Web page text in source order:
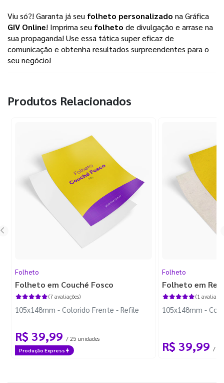
Viu só?! Garanta já seu folheto personalizado na Gráfica
GIV Online! Imprima seu folheto de divulgação e arrase na
sua propaganda! Use essa tática super eficaz de
comunicação e obtenha resultados surpreendentes para o
seu negócio!
Produtos Relacionados
Folheto
Folheto em Couché Fosco
(7 avaliações)
105x148mm - Colorido Frente - Refile
R$ 39,99 / 25 unidades
Produção Express
Folheto
Folheto em
(1
105x148mm -
R$ 39,99 / 25